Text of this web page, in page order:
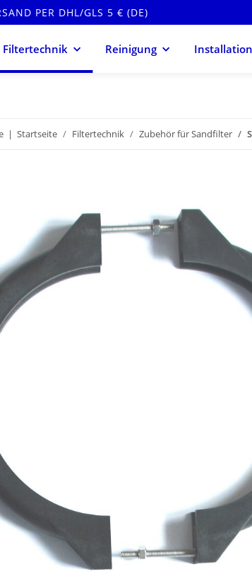
PER DHL/GLS 5 € (DE)
Filtertechnik Reinigung Installation
Startseite Filtertechnik Zubehör für Sandfilter